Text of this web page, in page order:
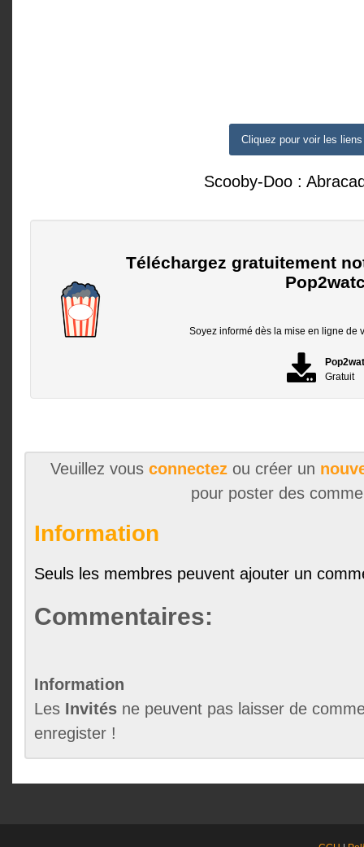
Cliquez pour voir les liens
Scooby-Doo :
Téléchargez gratuitement
Soyez informé dès la mise en ligne de
Gratuit
Veuillez vous connectezou créer un
pour poster des
Information
Seuls les membres peuvent ajouter un
Commentaires:
Information
Les Invités ne peuvent pas laisser de
enregister !